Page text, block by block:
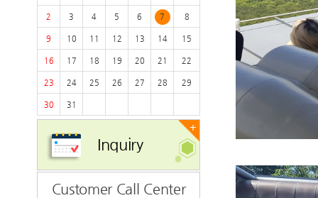
2 3 4 5 6 7 8
9 10 11 12 13 14 15
16 17 18 19 20 21 22
23 24 25 26 27 28 29
30 31
+
Inquiry
Customer Call Center